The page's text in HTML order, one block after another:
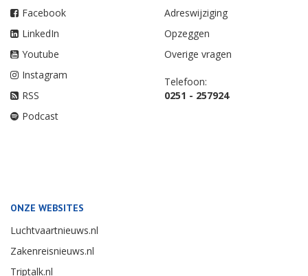
Facebook
LinkedIn
Youtube
Instagram
RSS
Podcast
Adreswijziging
Opzeggen
Overige vragen
Telefoon:
0251 - 257924
ONZE WEBSITES
Luchtvaartnieuws.nl
Zakenreisnieuws.nl
Triptalk.nl